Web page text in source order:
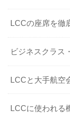
LCCの座席を徹
ビジネスクラス
LCCと大手航空
LCCに使われる